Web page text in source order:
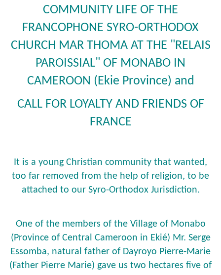
COMMUNITY LIFE OF THE
FRANCOPHONE SYRO-ORTHODOX
CHURCH MAR THOMA AT THE "RELAIS
PAROISSIAL" OF MONABO IN
CAMEROON (Ekie Province) and
CALL FOR LOYALTY AND FRIENDS OF
FRANCE
It is a young Christian community that wanted,
too far removed from the help of religion, to be
attached to our Syro-Orthodox Jurisdiction.
One of the members of the Village of Monabo
(Province of Central Cameroon in Ekié) Mr. Serge
Essomba, natural father of Dayroyo Pierre-Marie
(Father Pierre Marie) gave us two hectares five of